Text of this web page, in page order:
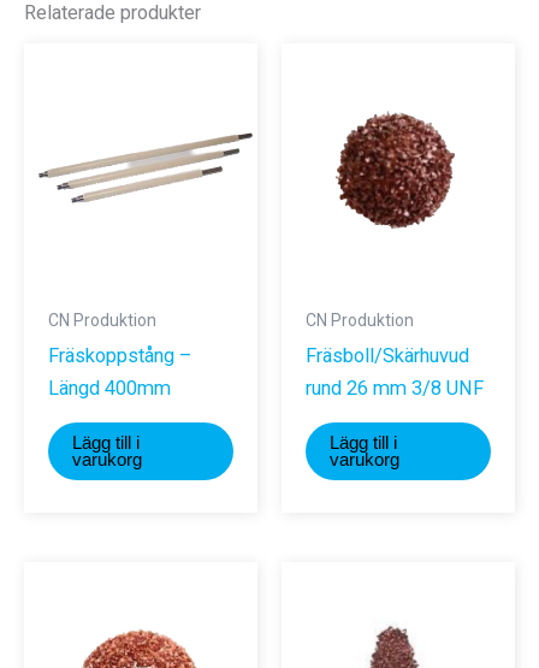
Relaterade produkter
CN Produktion
Fräskoppstång –
Längd 400mm
Lägg till i
varukorg
CN Produktion
Fräsboll/Skärhuvud
rund 26 mm 3/8 UNF
Lägg till i
varukorg